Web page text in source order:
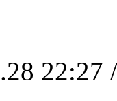
22:27